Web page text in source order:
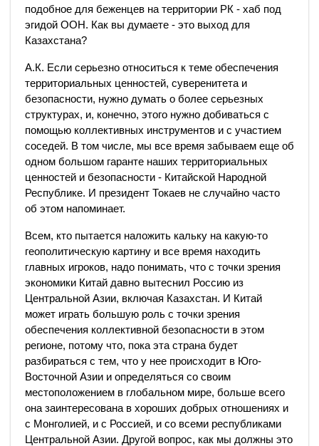
подобное для беженцев на территории РК - хаб под
эгидой ООН. Как вы думаете - это выход для
Казахстана?
А.К. Если серьезно относиться к теме обеспечения
территориальных ценностей, суверенитета и
безопасности, нужно думать о более серьезных
структурах, и, конечно, этого нужно добиваться с
помощью коллективных инструментов и с участием
соседей. В том числе, мы все время забываем еще об
одном большом гаранте наших территориальных
ценностей и безопасности - Китайской Народной
Республике. И президент Токаев не случайно часто
об этом напоминает.
Всем, кто пытается наложить кальку на какую-то
геополитическую картину и все время находить
главных игроков, надо понимать, что с точки зрения
экономики Китай давно вытеснил Россию из
Центральной Азии, включая Казахстан. И Китай
может играть большую роль с точки зрения
обеспечения коллективной безопасности в этом
регионе, потому что, пока эта страна будет
разбираться с тем, что у нее происходит в Юго-
Восточной Азии и определяться со своим
местоположением в глобальном мире, больше всего
она заинтересована в хороших добрых отношениях и
с Монголией, и с Россией, и со всеми республиками
Центральной Азии. Другой вопрос, как мы должны это